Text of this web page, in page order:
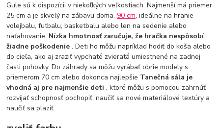
Gule sú k dispozícii v niekoľkých veľkostiach. Najmenší má priemer
25 cm a je skvelý na zábavu doma. 90 cm, ideálne na hranie
volejbalu, futbalu, basketbalu alebo len na sedenie alebo
naťahovanie. Nízka hmotnosť zaručuje, že hračka nespôsobí
žiadne poškodenie. Deti ho môžu napríklad hodiť do koša alebo
do cieľa, ako aj zraziť vypchaté zvieratá umiestnené na zadnej
časti pohovky. Do záhrady sa môžu vyrábať obrie modely s
priemerom 70 cm alebo dokonca najlepšie Tanečná sála je
vhodná aj pre najmenšie deti, ktoré môžu s pomocou zahrnúť
rozvíjať schopnosť pochopiť, naučiť sa nové materiálové textúry a
naučiť sa plaziť.